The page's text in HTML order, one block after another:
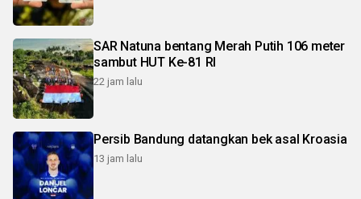
SAR Natuna bentang Merah Putih 106 meter
sambut HUT Ke-81 RI
22 jam lalu
Persib Bandung datangkan bek asal Kroasia
13 jam lalu